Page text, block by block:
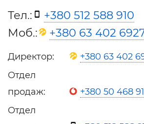
Тел.:
+380 512 588 910
Моб.:
+380 63 402
Директор:
+380 63 402
Отдел
продаж:
+380 50 468
Отдел